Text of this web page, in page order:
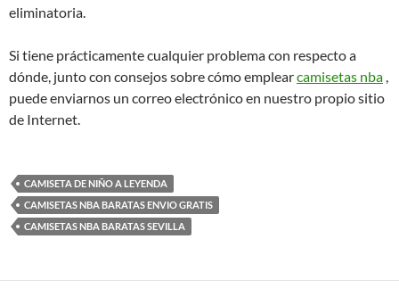
eliminatoria.
Si tiene prácticamente cualquier problema con respecto a
dónde, junto con consejos sobre cómo emplearcamisetas nba ,
puede enviarnos un correo electrónico en nuestro propio sitio
de Internet.
CAMISETA DE NIÑO A LEYENDA
CAMISETAS NBA BARATAS ENVIO GRATIS
CAMISETAS NBA BARATAS SEVILLA